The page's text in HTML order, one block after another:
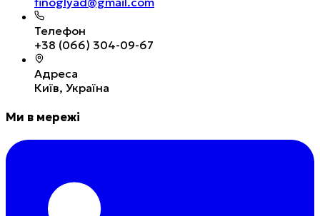
Телефон
+38 (066) 304-09-67
Адреса
Київ, Україна
Ми в мережі